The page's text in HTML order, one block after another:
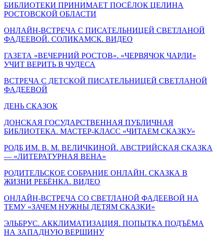
БИБЛИОТЕКИ ПРИНИМАЕТ ПОСЁЛОК ЦЕЛИНА
РОСТОВСКОЙ ОБЛАСТИ
ОНЛАЙН-ВСТРЕЧА С ПИСАТЕЛЬНИЦЕЙ СВЕТЛАНОЙ
ФАДЕЕВОЙ. СОЛИКАМСК. ВИДЕО
ГАЗЕТА «ВЕЧЕРНИЙ РОСТОВ». «ЧЕРВЯЧОК ЧАРЛИ»
УЧИТ ВЕРИТЬ В ЧУДЕСА
ВСТРЕЧА С ДЕТСКОЙ ПИСАТЕЛЬНИЦЕЙ СВЕТЛАНОЙ
ФАДЕЕВОЙ
ДЕНЬ СКАЗОК
ДОНСКАЯ ГОСУДАРСТВЕННАЯ ПУБЛИЧНАЯ
БИБЛИОТЕКА. МАСТЕР-КЛАСС «ЧИТАЕМ СКАЗКУ»
РОДБ ИМ. В. М. ВЕЛИЧКИНОЙ. АВСТРИЙСКАЯ СКАЗКА
— «ЛИТЕРАТУРНАЯ ВЕНА»
РОДИТЕЛЬСКОЕ СОБРАНИЕ ОНЛАЙН. СКАЗКА В
ЖИЗНИ РЕБЁНКА. ВИДЕО
ОНЛАЙН-ВСТРЕЧА СО СВЕТЛАНОЙ ФАДЕЕВОЙ НА
ТЕМУ «ЗАЧЕМ НУЖНЫ ДЕТЯМ СКАЗКИ»
ЭЛЬБРУС. АККЛИМАТИЗАЦИЯ. ПОПЫТКА ПОДЪЁМА
НА ЗАПАДНУЮ ВЕРШИНУ